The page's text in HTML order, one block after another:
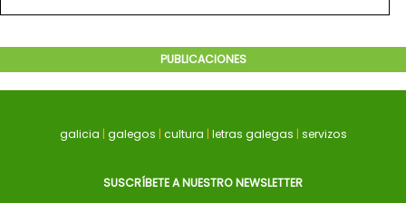
PUBLICACIONES
galicia | galegos | cultura | letras galegas | servizos
SUSCRÍBETE A NUESTRO NEWSLETTER